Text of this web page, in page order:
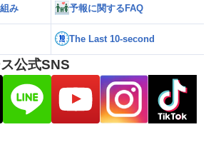
み 予報に関するFAQ
The Last 10-second
公式SNS